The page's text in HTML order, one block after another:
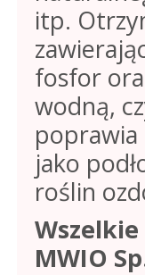
itp.
fosfor
wodną,
jako
roślin
MWIO